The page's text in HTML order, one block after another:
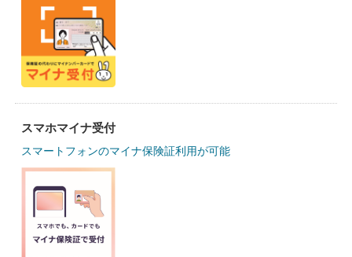
スマホマイナ受付
スマートフォンのマイナ保険証利用が可能